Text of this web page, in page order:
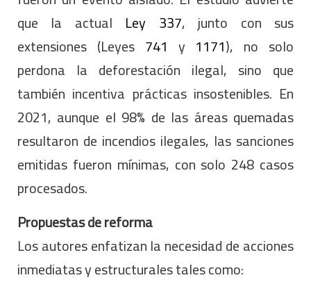
que la actual Ley 337, junto con sus
extensiones (Leyes 741 y 1171), no solo
perdona la deforestación ilegal, sino que
también incentiva prácticas insostenibles. En
2021, aunque el 98% de las áreas quemadas
resultaron de incendios ilegales, las sanciones
emitidas fueron mínimas, con solo 248 casos
procesados.
Propuestas de reforma
Los autores enfatizan la necesidad de acciones
inmediatas y estructurales tales como: